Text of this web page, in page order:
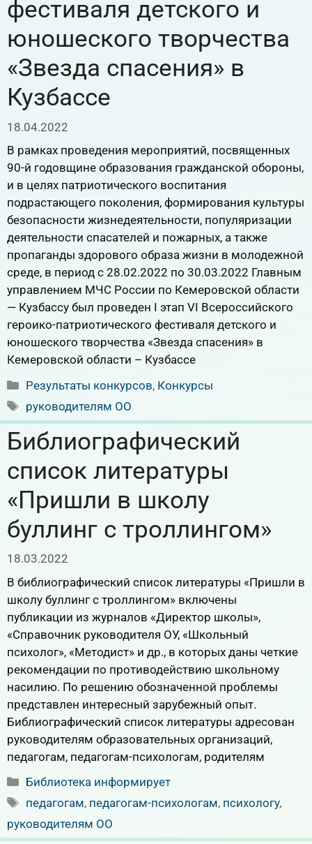
фестиваля детского и
юношеского творчества
«Звезда спасения» в
Кузбассе
18.04.2022
В рамках проведения мероприятий, посвященных
90-й годовщине образования гражданской обороны,
и в целях патриотического воспитания
подрастающего поколения, формирования культуры
безопасности жизнедеятельности, популяризации
деятельности спасателей и пожарных, а также
пропаганды здорового образа жизни в молодежной
среде, в период с 28.02.2022 по 30.03.2022 Главным
управлением МЧС России по Кемеровской области
— Кузбассу был проведен I этап VI Всероссийского
героико-патриотического фестиваля детского и
юношеского творчества «Звезда спасения» в
Кемеровской области – Кузбассе
Рубрики
Результаты конкурсов, Конкурсы
Метки
руководителям ОО
Библиографический
список литературы
«Пришли в школу
буллинг с троллингом»
18.03.2022
В библиографический список литературы «Пришли в
школу буллинг с троллингом» включены
публикации из журналов «Директор школы»,
«Справочник руководителя ОУ, «Школьный
психолог», «Методист» и др., в которых даны четкие
рекомендации по противодействию школьному
насилию. По решению обозначенной проблемы
представлен интересный зарубежный опыт.
Библиографический список литературы адресован
руководителям образовательных организаций,
педагогам, педагогам-психологам, родителям
Рубрики
Библиотека информирует
Метки
педагогам, педагогам-психологам, психологу,
руководителям ОО